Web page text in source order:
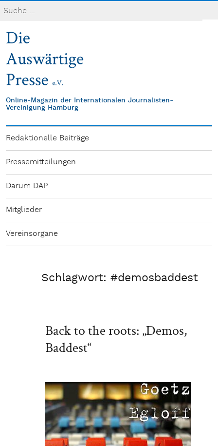
Online-Magazin der Internationalen Journalisten-
Vereinigung Hamburg
Redaktionelle Beiträge
Pressemitteilungen
Darum DAP
Mitglieder
Vereinsorgane
Schlagwort:#demosbaddest
Back to the roots: „Demos,
Baddest“